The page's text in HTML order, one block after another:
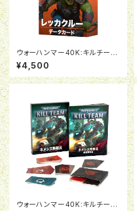
ウォーハンマー40K:キルチー
ム・データカード:レッカクルー
(日本語版)
¥4,500
ウォーハンマー40K:キルチー